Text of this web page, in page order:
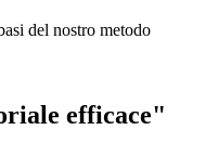
del nostro metodo
efficace"